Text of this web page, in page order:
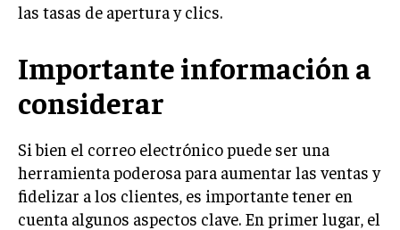
GESTIÓN DE CRISIS EMPRESARIALES
EMPRESAS Y STARTUPS TECNOLÓGICAS
GESTIÓN DE LA EXPERIENCIA DEL CLIENTE
PROYECTOS
GESTIÓN DE PROYECTOS
GESTIÓN DE OPERACIONES Y CADENA DE
SUMINISTRO
las tasas de apertura y clics.
Importante información a
considerar
Si bien el correo electrónico puede ser una
herramienta poderosa para aumentar las ventas y
fidelizar a los clientes, es importante tener en
cuenta algunos aspectos clave. En primer lugar, el